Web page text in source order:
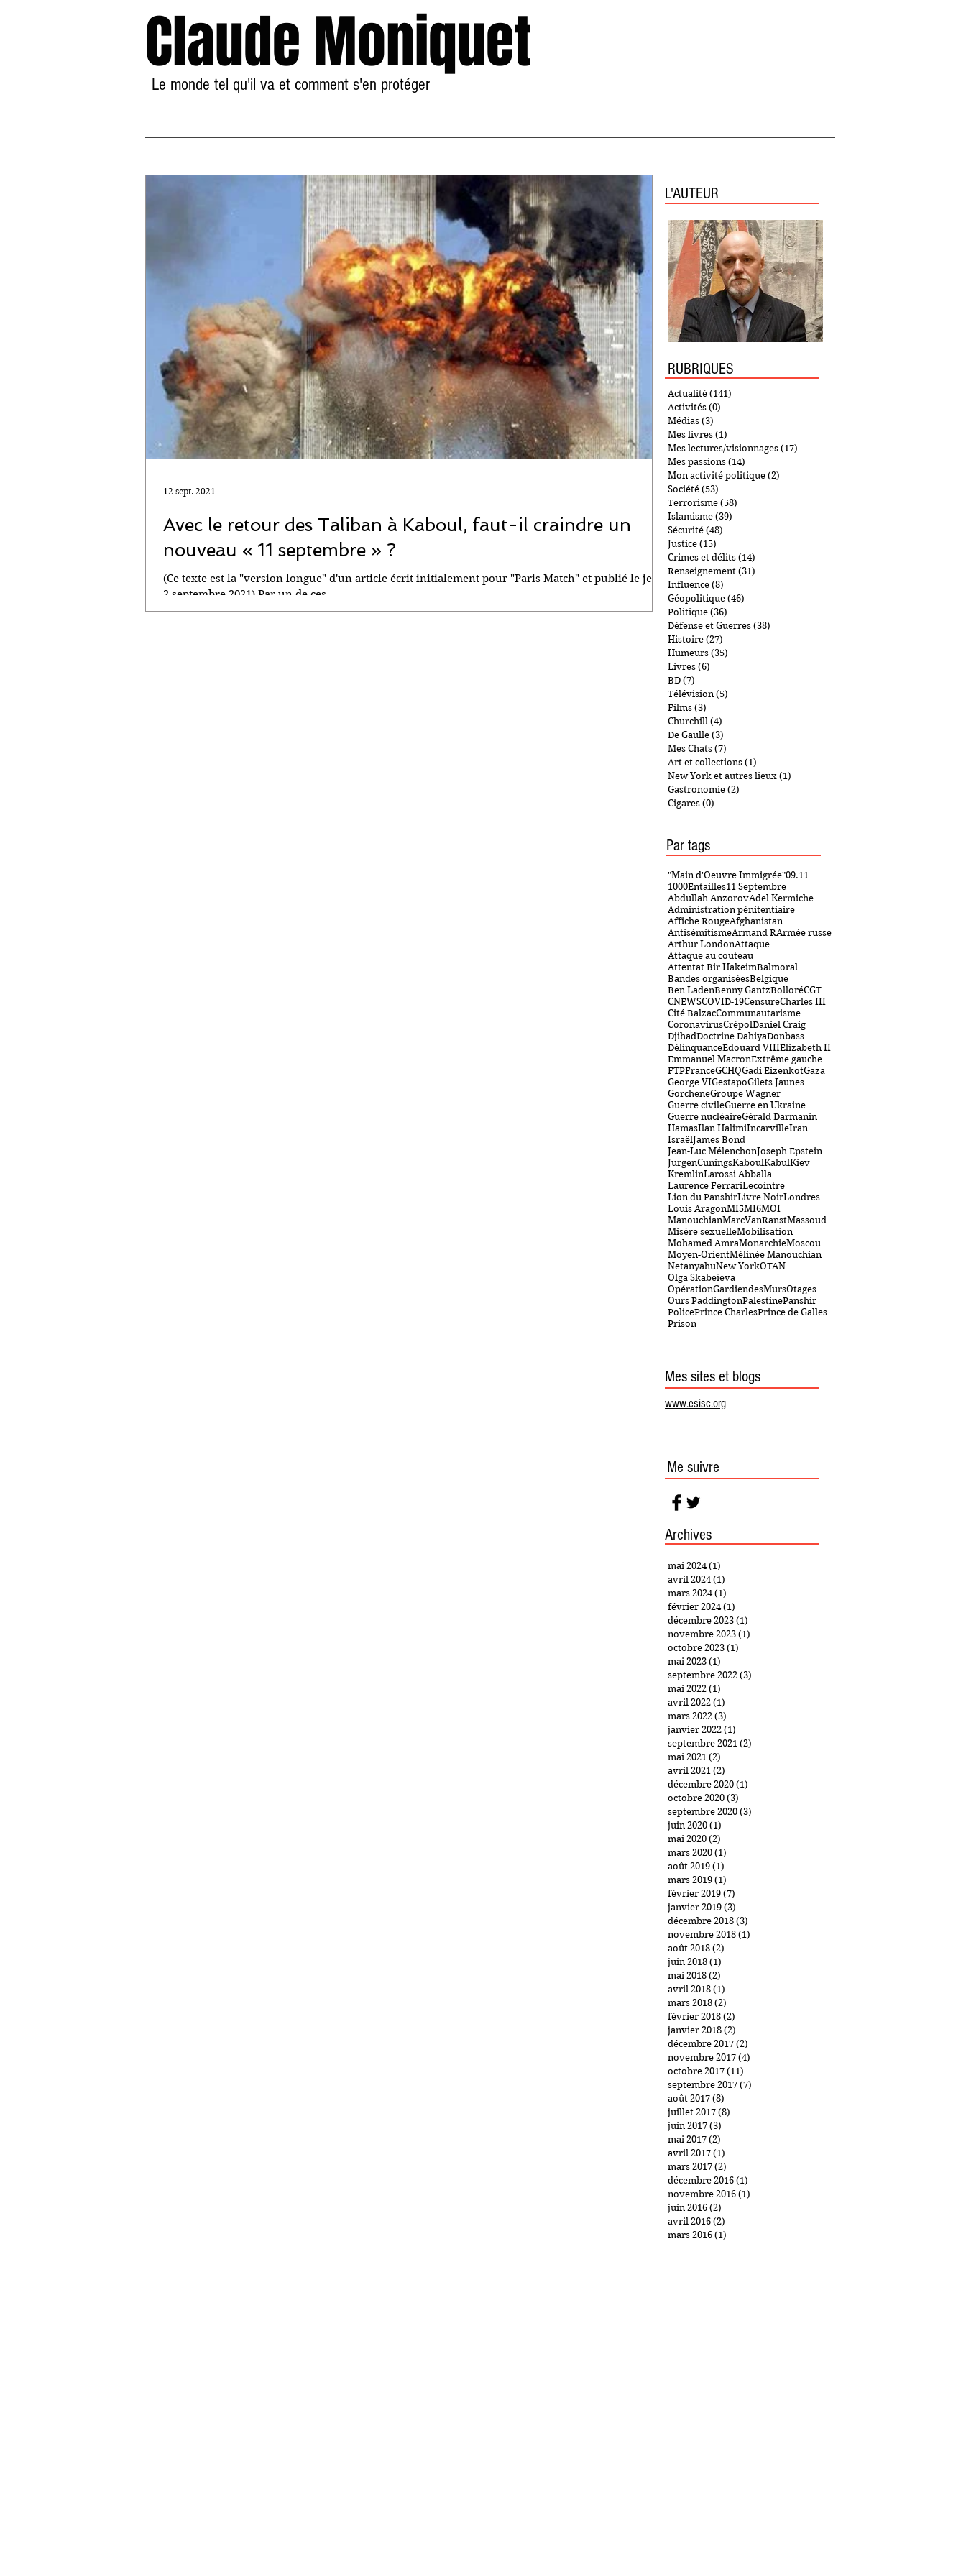
Claude Moniquet
Le monde tel qu'il va et comment s'en protéger
Avec le retour des Taliban à Kaboul, faut-il craindre un
nouveau « 11 septembre » ?
(Ce texte est la "version longue" d'un article écrit initialement pour "Paris Match" et publié le jeudi
2 septembre 2021) Par un de ces...
12 sept. 2021
L'AUTEUR
RUBRIQUES
Actualité (141)
Activités (0)
Médias (3)
Mes livres (1)
Mes lectures/visionnages (17)
Mes passions (14)
Mon activité politique (2)
Société (53)
Terrorisme (58)
Islamisme (39)
Sécurité (48)
Justice (15)
Crimes et délits (14)
Renseignement (31)
Influence (8)
Géopolitique (46)
Politique (36)
Défense et Guerres (38)
Histoire (27)
Humeurs (35)
Livres (6)
BD (7)
Télévision (5)
Films (3)
Churchill (4)
De Gaulle (3)
Mes Chats (7)
Art et collections (1)
New York et autres lieux (1)
Gastronomie (2)
Cigares (0)
Par tags
"Main d'Oeuvre Immigrée"09.11
1000Entailles11 Septembre
Abdullah AnzorovAdel Kermiche
Administration pénitentiaire
Affiche RougeAfghanistan
AntisémitismeArmand RArmée russe
Arthur LondonAttaque
Attaque au couteau
Attentat Bir HakeimBalmoral
Bandes organiséesBelgique
Ben LadenBenny GantzBolloréCGT
CNEWSCOVID-19CensureCharles III
Cité BalzacCommunautarisme
CoronavirusCrépolDaniel Craig
DjihadDoctrine DahiyaDonbass
DélinquanceEdouard VIIIElizabeth II
Emmanuel MacronExtrême gauche
FTPFranceGCHQGadi EizenkotGaza
George VIGestapoGilets Jaunes
GorcheneGroupe Wagner
Guerre civileGuerre en Ukraine
Guerre nucléaireGérald Darmanin
HamasIlan HalimiIncarvilleIran
IsraëlJames Bond
Jean-Luc MélenchonJoseph Epstein
JurgenCuningsKaboulKabulKiev
KremlinLarossi Abballa
Laurence FerrariLecointre
Lion du PanshirLivre NoirLondres
Louis AragonMI5MI6MOI
ManouchianMarcVanRanstMassoud
Misère sexuelleMobilisation
Mohamed AmraMonarchieMoscou
Moyen-OrientMélinée Manouchian
NetanyahuNew YorkOTAN
Olga Skabeïeva
OpérationGardiendesMursOtages
Ours PaddingtonPalestinePanshir
PolicePrince CharlesPrince de Galles
Prison
Mes sites et blogs
www.esisc.org
Me suivre
Archives
mai 2024 (1)
avril 2024 (1)
mars 2024 (1)
février 2024 (1)
décembre 2023 (1)
novembre 2023 (1)
octobre 2023 (1)
mai 2023 (1)
septembre 2022 (3)
mai 2022 (1)
avril 2022 (1)
mars 2022 (3)
janvier 2022 (1)
septembre 2021 (2)
mai 2021 (2)
avril 2021 (2)
décembre 2020 (1)
octobre 2020 (3)
septembre 2020 (3)
juin 2020 (1)
mai 2020 (2)
mars 2020 (1)
août 2019 (1)
mars 2019 (1)
février 2019 (7)
janvier 2019 (3)
décembre 2018 (3)
novembre 2018 (1)
août 2018 (2)
juin 2018 (1)
mai 2018 (2)
avril 2018 (1)
mars 2018 (2)
février 2018 (2)
janvier 2018 (2)
décembre 2017 (2)
novembre 2017 (4)
octobre 2017 (11)
septembre 2017 (7)
août 2017 (8)
juillet 2017 (8)
juin 2017 (3)
mai 2017 (2)
avril 2017 (1)
mars 2017 (2)
décembre 2016 (1)
novembre 2016 (1)
juin 2016 (2)
avril 2016 (2)
mars 2016 (1)